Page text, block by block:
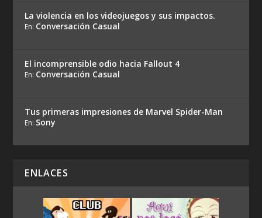
La violencia en los videojuegos y sus impactos.
En: Conversación Casual
El incomprensible odio hacia Fallout 4
En: Conversación Casual
Tus primeras impresiones de Marvel Spider-Man
En: Sony
ENLACES